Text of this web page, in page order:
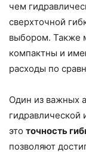
чем
сверхточной
выбором. Также
компактны и
расходы по
Один из важных
это точность
позволяют